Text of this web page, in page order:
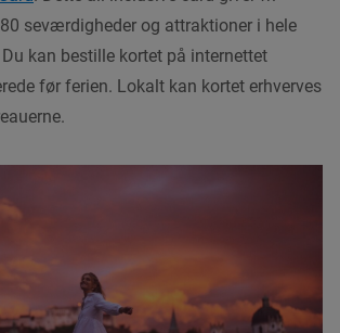
seværdigheder og attraktioner i hele
kan bestille kortet på internettet
før ferien. Lokalt kan kortet erhverves